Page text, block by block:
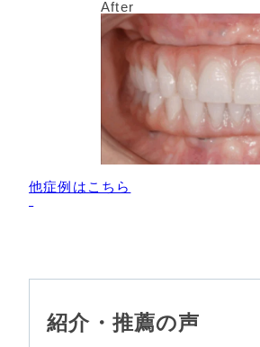
After
他症例はこちら
紹介・推薦の声